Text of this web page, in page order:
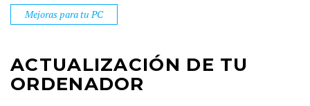
Mejoras para tu PC
ACTUALIZACIÓN DE TU
ORDENADOR